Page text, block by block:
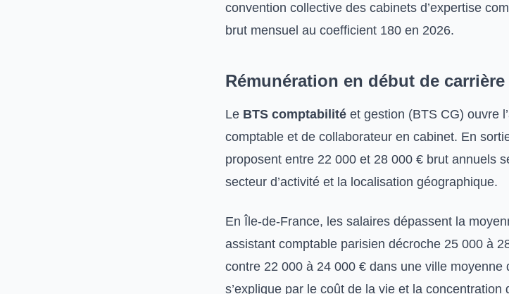
convention collective des cabinets d’expertise
brut mensuel au coefficient 180 en 2026.
Rémunération en début de carrière
Le BTS comptabilité et gestion (BTS CG) ouvre
comptable et de collaborateur en cabinet. En
proposent entre 22 000 et 28 000 € brut annuels
secteur d’activité et la localisation géographique.
En Île-de-France, les salaires dépassent la
assistant comptable parisien décroche 25 000 à
contre 22 000 à 24 000 € dans une ville moyenne
s’explique par le coût de la vie et la